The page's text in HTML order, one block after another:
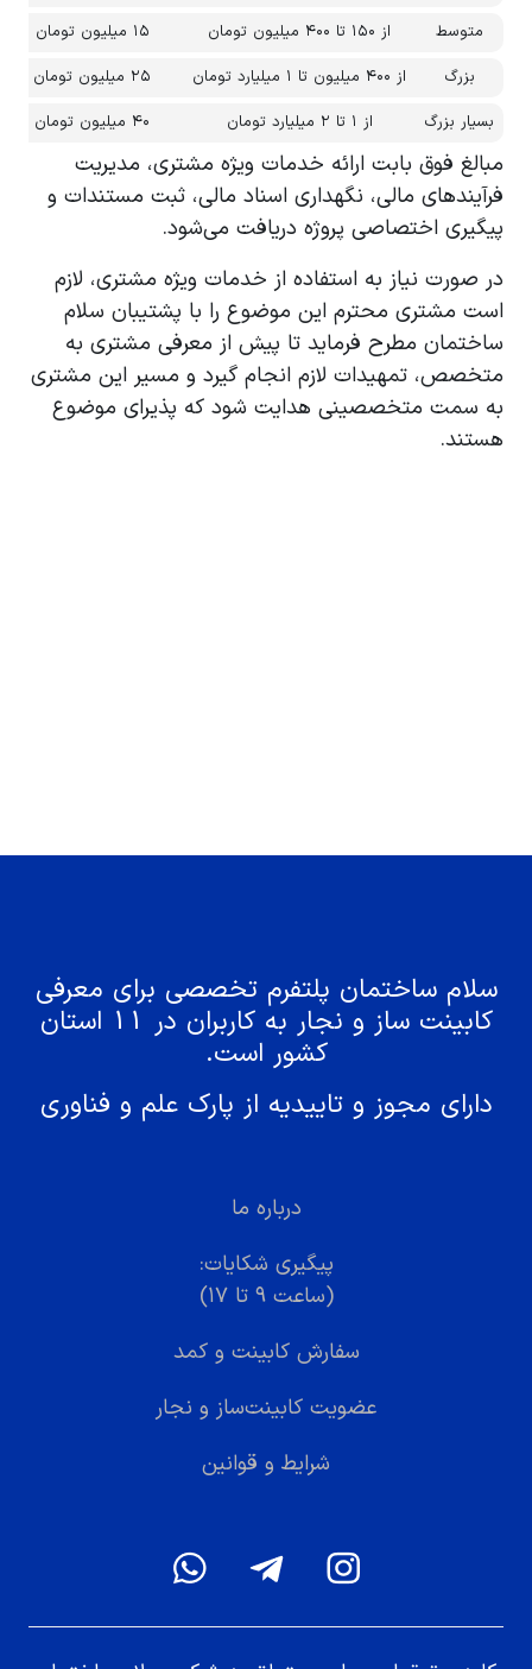
متوسط
از ۱۵۰ تا ۴۰۰ میلیون تومان
۱۵ میلیون تومان
بزرگ
از ۴۰۰ میلیون تا ۱ میلیارد تومان
۲۵ میلیون تومان
بسیار بزرگ
از ۱ تا ۲ میلیارد تومان ۴۰ میلیون تومان
مبالغ فوق بابت ارائه خدمات ویژه مشتری، مدیریت
فرآیندهای مالی، نگهداری اسناد مالی، ثبت مستندات و
پیگیری اختصاصی پروژه دریافت می‌شود.
در صورت نیاز به استفاده از خدمات ویژه مشتری، لازم
است مشتری محترم این موضوع را با پشتیبان سلام
ساختمان مطرح فرماید تا پیش از معرفی مشتری به
متخصص، تمهیدات لازم انجام گیرد و مسیر این مشتری
به سمت متخصصینی هدایت شود که پذیرای موضوع
هستند.
سلام ساختمان پلتفرم تخصصی برای معرفی
کابینت ساز و نجار به کاربران در 11 استان
کشور است.
دارای مجوز و تاییدیه از پارک علم و فناوری
درباره ما
پیگیری شکایات:
(ساعت ۹ تا ۱۷)
سفارش کابینت و کمد
عضویت کابینت‌ساز و نجار
شرایط و قوانین